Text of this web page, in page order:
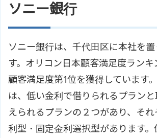
ソニー銀行
ソニー銀行は、千代田区に本社を
す。オリコン日本顧客満足度ラン
顧客満足度第1位を獲得しています
は、低い金利で借りられるプラン
えられるプランの２つがあり、そ
利型・固定金利選択型があります。